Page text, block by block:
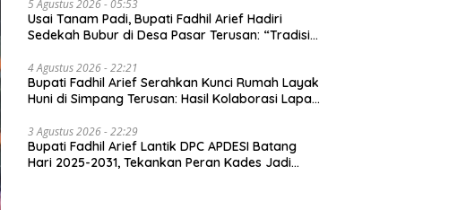
5 Agustus 2026 - 05:53
Usai Tanam Padi, Bupati Fadhil Arief Hadiri
Sedekah Bubur di Desa Pasar Terusan: “Tradisi
4 Agustus 2026 - 22:21
Bupati Fadhil Arief Serahkan Kunci Rumah Layak
Huni di Simpang Terusan: Hasil Kolaborasi Lapas
3 Agustus 2026 - 22:29
Bupati Fadhil Arief Lantik DPC APDESI Batang
Hari 2025-2031, Tekankan Peran Kades Jadi